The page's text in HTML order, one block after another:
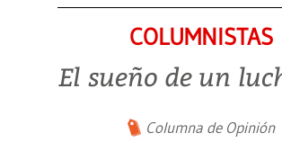
COLUMNISTAS
El sueño de un
Columna de Opinión